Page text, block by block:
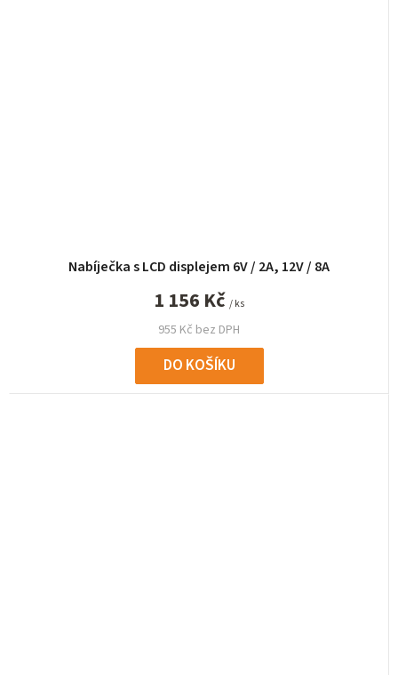
Nabíječka s LCD displejem 6V / 2A, 12V / 8A
955 Kč bez DPH
1 156 Kč / ks
DO KOŠÍKU